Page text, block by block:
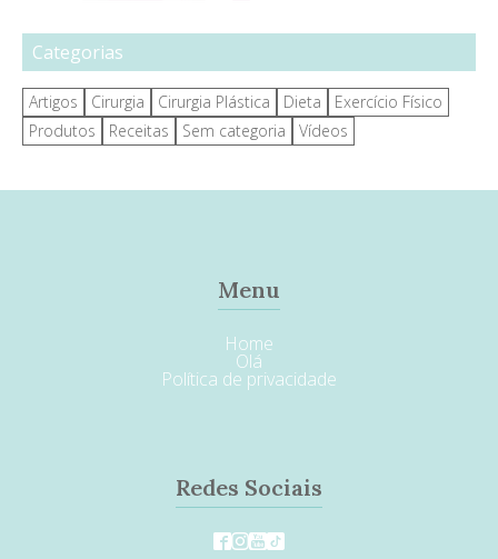
Categorias
Artigos Cirurgia Cirurgia Plástica Dieta
Exercício Físico
Produtos
Receitas Sem categoria Vídeos
Menu
Home
Olá
Política de privacidade
Redes Sociais